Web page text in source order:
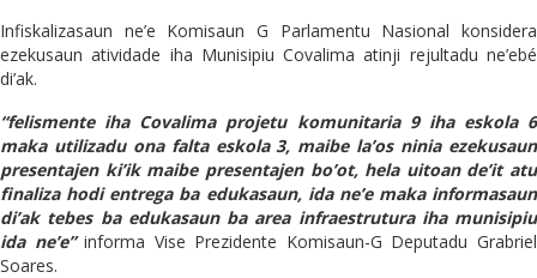
Infiskalizasaun ne’e Komisaun G Parlamentu Nasional konsidera
ezekusaun atividade iha Munisipiu Covalima atinji rejultadu ne’ebé
di’ak.
“felismente iha Covalima projetu komunitaria 9 iha eskola 6
maka utilizadu ona falta eskola 3, maibe la’os ninia ezekusaun
presentajen ki’ik maibe presentajen bo’ot, hela uitoan de’it atu
finaliza hodi entrega ba edukasaun, ida ne’e maka informasaun
di’ak tebes ba edukasaun ba area infraestrutura iha munisipiu
ida ne’e”informa Vise Prezidente Komisaun-G Deputadu Grabriel
Soares.